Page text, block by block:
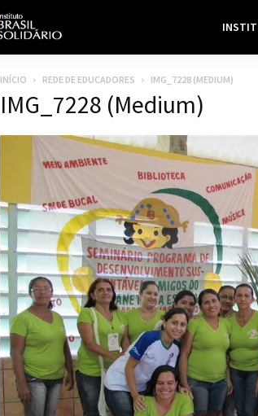
INÍCIO REDE DE EDUCADORES IMG_7228 (MEDIUM)
IMG_7228 (Medium)